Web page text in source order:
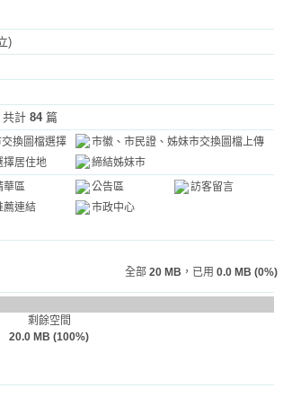
)
共計 84篇
換圖檔選擇
市徽、市民證、姊妹市交換圖檔上傳
擇居住地 締結姊妹市
華區 公告區
訪客留言
薦連結
市政中心
全部 20 MB ，已用 0.0 MB (0%)
剩餘空間
20.0 MB (100%)